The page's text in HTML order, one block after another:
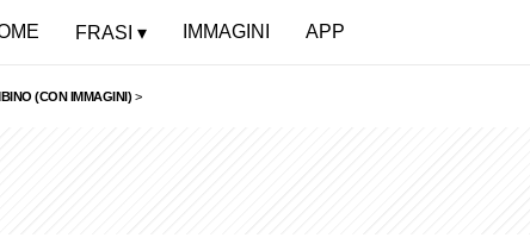
FRASI IMMAGINI APP
(CON IMMAGINI) >